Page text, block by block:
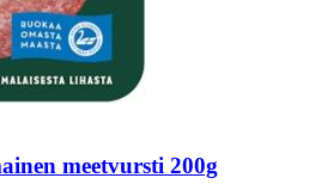
meetvursti 200g